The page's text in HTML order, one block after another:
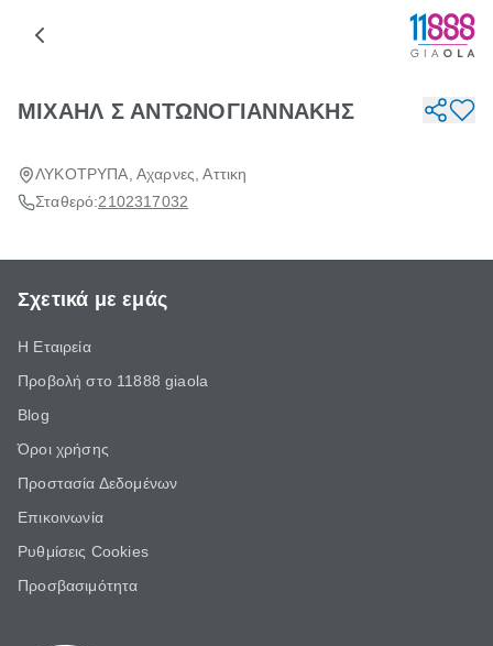
ΜΙΧΑΗΛ Σ ΑΝΤΩΝΟΓΙΑΝΝΑΚΗΣ
ΛΥΚΟΤΡΥΠΑ, Αχαρνες, Αττικη
Σταθερό:2102317032
Σχετικά με εμάς
Η Εταιρεία
Προβολή στο 11888 giaola
Blog
Όροι χρήσης
Προστασία Δεδομένων
Επικοινωνία
Ρυθμίσεις Cookies
Προσβασιμότητα